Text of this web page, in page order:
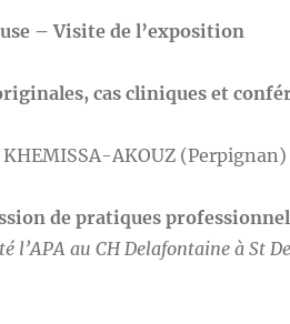
– Visite de l’exposition
cas cliniques et
KHEMISSA-AKOUZ
de pratiques
l’APA au CH Delafontaine à St